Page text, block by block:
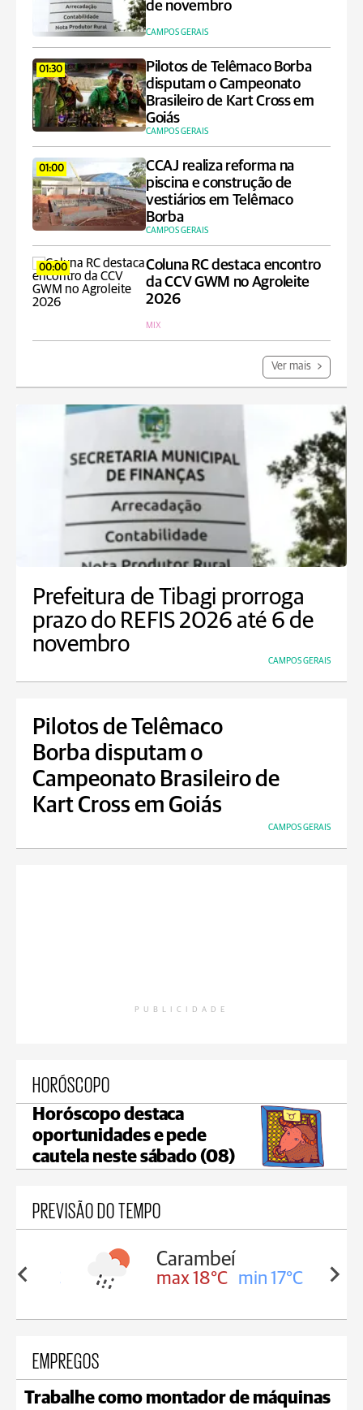
de novembro
CAMPOS GERAIS
01:30
Pilotos de Telêmaco Borba
disputam o Campeonato
Brasileiro de Kart Cross em
Goiás
CAMPOS GERAIS
01:00
CCAJ realiza reforma na
piscina e construção de
vestiários em Telêmaco
Borba
CAMPOS GERAIS
00:00
Coluna RC destaca encontro
da CCV GWM no Agroleite
2026
MIX
Ver mais
Prefeitura de Tibagi prorroga
prazo do REFIS 2026 até 6 de
novembro
CAMPOS GERAIS
Pilotos de Telêmaco
Borba disputam o
Campeonato Brasileiro de
Kart Cross em Goiás
CAMPOS GERAIS
PUBLICIDADE
HORÓSCOPO
Horóscopo destaca
oportunidades e pede
cautela neste sábado (08)
PREVISÃO DO TEMPO
18°C
Carambeí
max 18°C min 17°C
EMPREGOS
Trabalhe como montador de máquinas